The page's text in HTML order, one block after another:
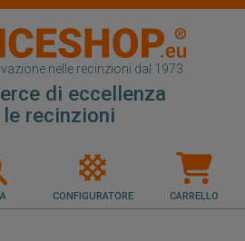
nelle recinzioni dal 1973
di eccellenza
le recinzioni
CONFIGURATORE CARRELLO